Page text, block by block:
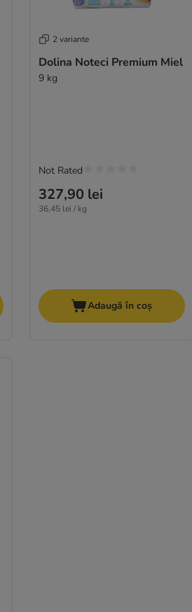
2 variante
Dolina Noteci Premium Miel
9 kg
327,90 lei
36,45 lei / kg
Not Rated
Adaugă în coș